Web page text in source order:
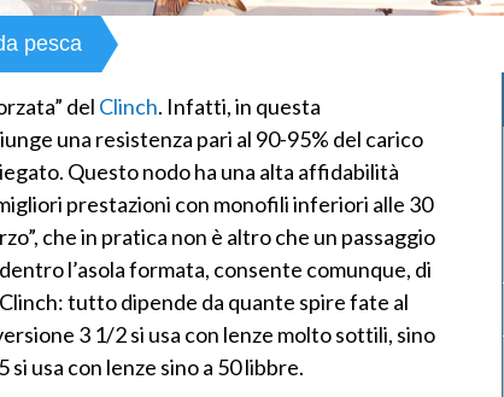
pesca
del Clinch. Infatti, in questa
una resistenza pari al 90-95% del carico
Questo nodo ha una alta affidabilità
prestazioni con monofili inferiori alle 30
che in pratica non è altro che un passaggio
l’asola formata, consente comunque, di
tutto dipende da quante spire fate al
3 1/2 si usa con lenze molto sottili, sino
si usa con lenze sino a 50 libbre.